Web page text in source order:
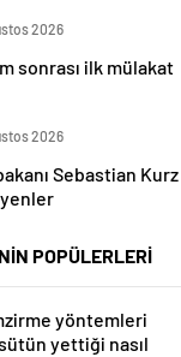
2026
sonrası ilk mülakat
2026
Sebastian Kurz
POPÜLERLERİ
yöntemleri
yettiği nasıl